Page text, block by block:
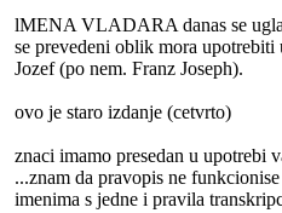
lMENA VLADARA danas se
se prevedeni oblik mora
Jozef (po nem. Franz Joseph).
ovo je staro izdanje (cetvrto)
znaci imamo presedan u upotrebi
...znam da pravopis ne
imenima s jedne i pravila